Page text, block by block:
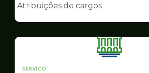
Servidor
Atribuições de cargos
SERVICO